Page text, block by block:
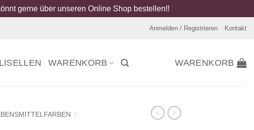
gerne über unseren Online Shop bestellen!!
Anmelden / Registrieren Kontakt
WARENKORB WARENKORB
/